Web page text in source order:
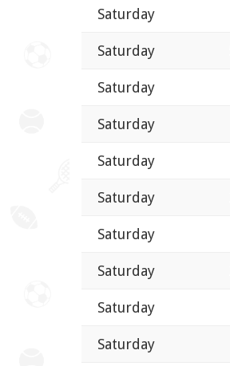
Saturday
Saturday
Saturday
Saturday
Saturday
Saturday
Saturday
Saturday
Saturday
Saturday